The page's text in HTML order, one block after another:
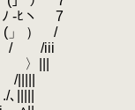
ヽ 7
） /
/ /iii
|||